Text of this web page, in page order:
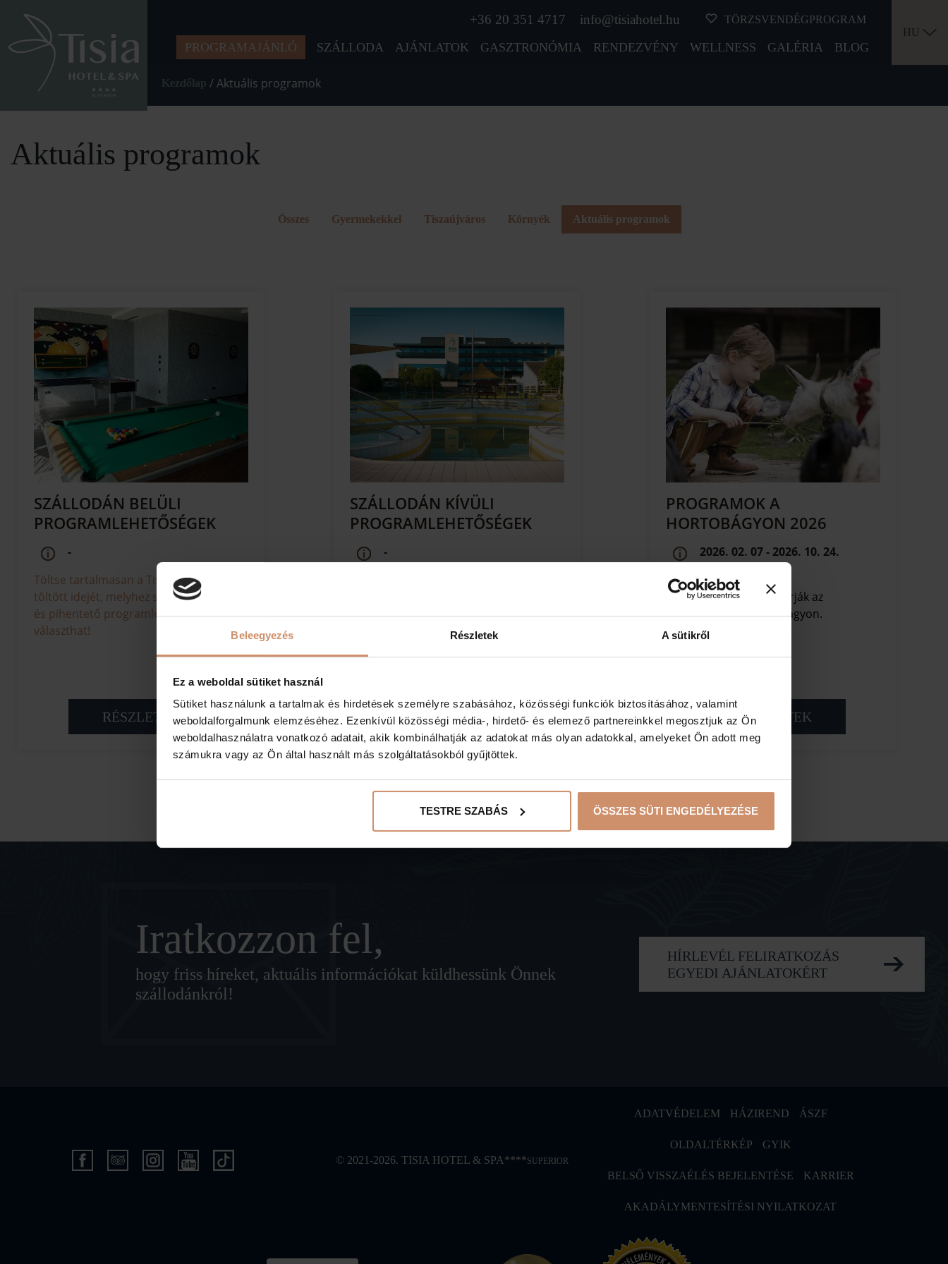
Beleegyezés Részletek A sütikről
Ez a weboldal sütiket használ
Sütiket használunk a tartalmak és hirdetések személyre szabásához, közösségi funkciók biztosításához, valamint
weboldalforgalmunk elemzéséhez. Ezenkívül közösségi média-, hirdető- és elemező partnereinkkel megosztjuk az Ön
weboldalhasználatra vonatkozó adatait, akik kombinálhatják az adatokat más olyan adatokkal, amelyeket Ön adott meg
számukra vagy az Ön által használt más szolgáltatásokból gyűjtöttek.
TESTRE SZABÁS ÖSSZES SÜTI ENGEDÉLYEZÉSE
+36 20 351 4717 info@tisiahotel.hu TÖRZSVENDÉGPROGRAM
PROGRAMAJÁNLÓ SZÁLLODA AJÁNLATOK GASZTRONÓMIA RENDEZVÉNY WELLNESS GALÉRIA BLOG
HU
/Aktuális programok
Aktuális programok
Összes Gyermekekkel Tiszaújváros Környék Aktuális programok
SZÁLLODÁN BELÜLI
PROGRAMLEHETŐSÉGEK
-
Töltse tartalmasan a Tisia Hotelben
töltött idejét, melyhez számos izgalmas
és pihentető programlehetőség közül
választhat!
RÉSZLETEK
SZÁLLODÁN KÍVÜLI
PROGRAMLEHETŐSÉGEK
-
kínálatot!
RÉSZLETEK
PROGRAMOK A
HORTOBÁGYON 2026
2026. 02. 07 - 2026. 10. 24.
Izgalmas programok várják az
érdeklődőket a Hortobágyon.
RÉSZLETEK
Iratkozzon fel,
hogy friss híreket, aktuális információkat küldhessünk Önnek
szállodánkról!
HÍRLEVÉL FELIRATKOZÁS
EGYEDI AJÁNLATOKÉRT
© 2021-2026. TISIA HOTEL & SPA****SUPERIOR
ADATVÉDELEM HÁZIREND ÁSZF
OLDALTÉRKÉP GYIK
BELSŐ VISSZAÉLÉS BEJELENTÉSE KARRIER
AKADÁLYMENTESÍTÉSI NYILATKOZAT